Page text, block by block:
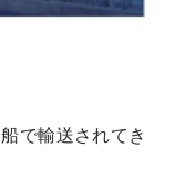
で輸送されてき